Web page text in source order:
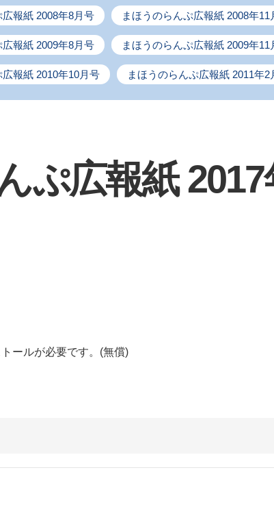
報紙 2008年8月号 まほうのらんぷ広報紙 2008年11
報紙 2009年8月号 まほうのらんぷ広報紙 2009年11
報紙 2010年10月号 まほうのらんぷ広報紙 2011年2
ぷ広報紙
ールが必要です。(無償)